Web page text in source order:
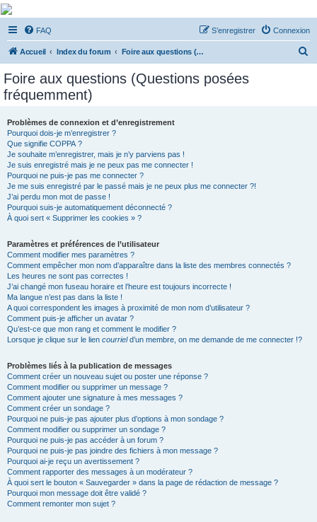
De Musicae Militari -
Forums
Forums de discussions
FAQ Connexion
S’enregistrer
Accueil Index du forum Foire aux questions (Questions posées fréquemment)
Foire aux questions (Questions posées
fréquemment)
Problèmes de connexion et d’enregistrement
Pourquoi dois-je m’enregistrer ?
Que signifie COPPA ?
Je souhaite m’enregistrer, mais je n’y parviens pas !
Je suis enregistré mais je ne peux pas me connecter !
Pourquoi ne puis-je pas me connecter ?
Je me suis enregistré par le passé mais je ne peux plus me connecter ?!
J’ai perdu mon mot de passe !
Pourquoi suis-je automatiquement déconnecté ?
À quoi sert « Supprimer les cookies » ?
Paramètres et préférences de l’utilisateur
Comment modifier mes paramètres ?
Comment empêcher mon nom d’apparaître dans la liste des membres connectés ?
Les heures ne sont pas correctes !
J’ai changé mon fuseau horaire et l’heure est toujours incorrecte !
Ma langue n’est pas dans la liste !
A quoi correspondent les images à proximité de mon nom d’utilisateur ?
Comment puis-je afficher un avatar ?
Qu’est-ce que mon rang et comment le modifier ?
Lorsque je clique sur le lien courrield’un membre, on me demande de me connecter !?
Problèmes liés à la publication de messages
Comment créer un nouveau sujet ou poster une réponse ?
Comment modifier ou supprimer un message ?
Comment ajouter une signature à mes messages ?
Comment créer un sondage ?
Pourquoi ne puis-je pas ajouter plus d’options à mon sondage ?
Comment modifier ou supprimer un sondage ?
Pourquoi ne puis-je pas accéder à un forum ?
Pourquoi ne puis-je pas joindre des fichiers à mon message ?
Pourquoi ai-je reçu un avertissement ?
Comment rapporter des messages à un modérateur ?
À quoi sert le bouton « Sauvegarder » dans la page de rédaction de message ?
Pourquoi mon message doit être validé ?
Comment remonter mon sujet ?